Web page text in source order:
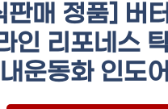
판매 정품] 버
인 리포네스
내운동화 인도